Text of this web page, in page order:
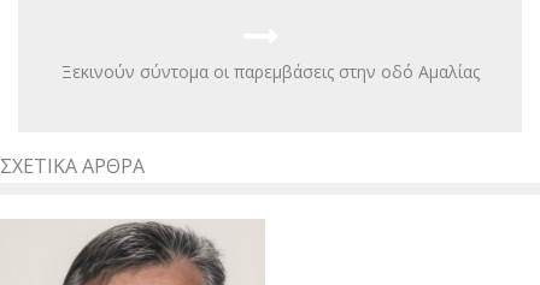
Ξεκινούν σύντομα οι παρεμβάσεις στην οδό Αμαλίας
ΣΧΕΤΙΚΆ ΆΡΘΡΑ